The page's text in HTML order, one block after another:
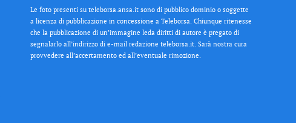
Le foto presenti su teleborsa.ansa.it sono di pubblico dominio o soggette
a licenza di pubblicazione in concessione a Teleborsa. Chiunque ritenesse
che la pubblicazione di un’immagine leda diritti di autore è pregato di
segnalarlo all’indirizzo di e-mail redazione teleborsa.it. Sarà nostra cura
provvedere all’accertamento ed all’eventuale rimozione.